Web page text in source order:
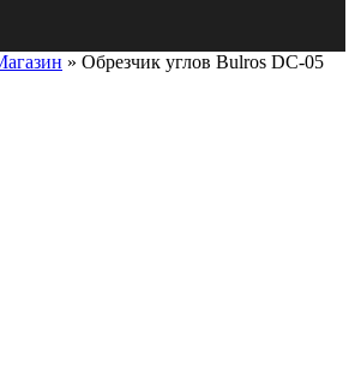
» Обрезчик углов Bulros DC-05